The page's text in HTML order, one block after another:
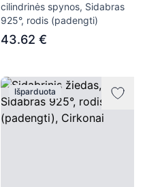
cilindrinės spynos, Sidabras
925°, rodis (padengti)
43.62 €
Išparduota